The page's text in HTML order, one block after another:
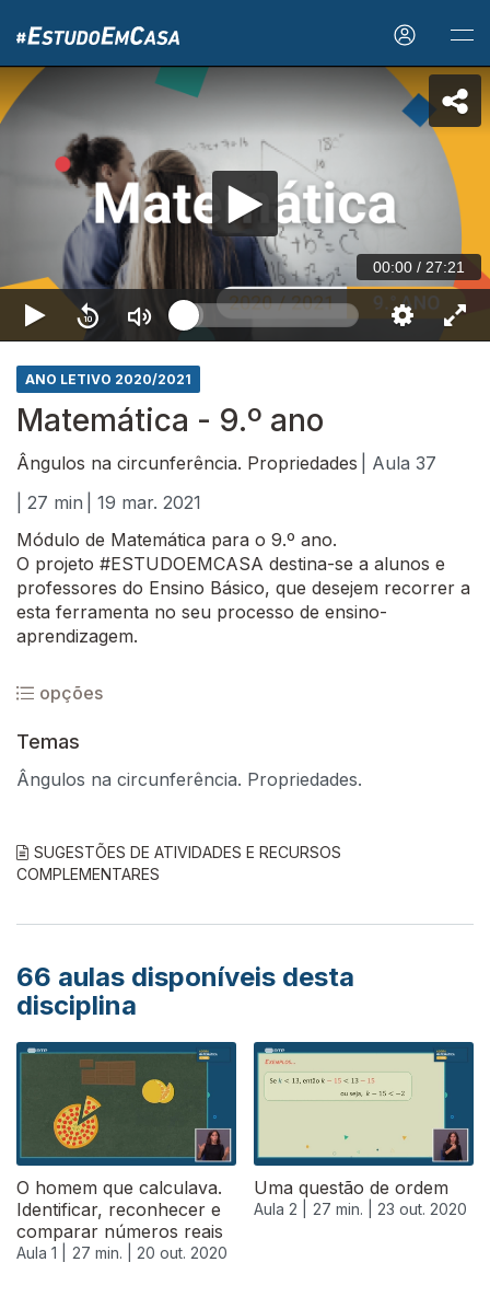
00:00 / 27:21
ANO LETIVO 2020/2021
Matemática - 9.º ano
Ângulos na circunferência. Propriedades
| Aula 37
| 27 min
| 19 mar. 2021
Módulo de Matemática para o 9.º ano.
O projeto #ESTUDOEMCASA destina-se a alunos e
professores do Ensino Básico, que desejem recorrer a
esta ferramenta no seu processo de ensino-
aprendizagem.
opções
Temas
Ângulos na circunferência. Propriedades.
SUGESTÕES DE ATIVIDADES E RECURSOS
COMPLEMENTARES
66 aulas disponíveis desta
disciplina
O homem que calculava.
Identificar, reconhecer e
comparar números reais
Aula 1 | 27 min. | 20 out. 2020
Uma questão de ordem
Aula 2 | 27 min. | 23 out. 2020